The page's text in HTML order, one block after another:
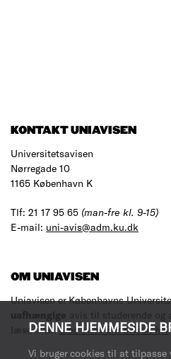
DENNE HJEMMESIDE
Vi bruger cookies til at tilpasse
KONTAKT UNIAVISEN
Universitetsavisen
Nørregade 10
1165 København K
Tlf: 21 17 95 65 (man-fre kl. 9-15)
E-mail: uni-avis@adm.ku.dk
OM UNIAVISEN
Uniavisen er Københavns
uafhængige avis til studerende og
læse med.Læs mere om avisen her.